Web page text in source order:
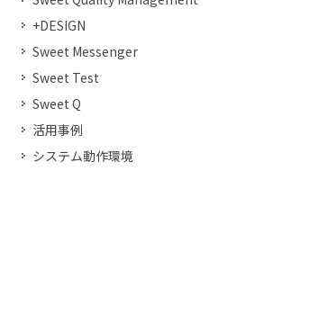
+DESIGN
Sweet Messenger
Sweet Test
Sweet Q
活用事例
システム動作環境